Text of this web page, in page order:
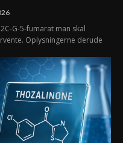
G-5-fumarat man skal
Oplysningerne derude